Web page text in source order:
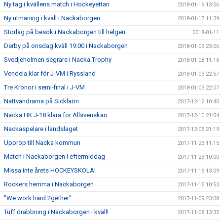
Ny tag i kvällens match i Hockeyettan 2018-01-19 13:56
Ny utmaning i kväll i Nackaborgen 2018-01-17 11:39
Storlag på besök i Nackaborgen till helgen 2018-01-11
Derby på onsdag kväll 19:00 i Nackaborgen 2018-01-09 23:06
Svedjeholmen segrare i Nacka Trophy 2018-01-08 11:16
Vendela klar för J-VM i Ryssland 2018-01-03 22:57
Tre Kronor i semi-final i J-VM 2018-01-03 22:07
Nattvandrarna på Sicklaön 2017-12-12 10:40
Nacka HK J-18 klara för Allsvenskan 2017-12-10 21:04
Nackaspelare i landslaget 2017-12-05 21:19
Upprop till Nacka kommun 2017-11-23 11:15
Match i Nackaborgen i eftermiddag 2017-11-23 10:00
Missa inte årets HOCKEYSKOLA! 2017-11-15 13:09
Rockers hemma i Nackaborgen 2017-11-15 10:53
"We work hard 2gether" 2017-11-09 23:08
Tuff drabbning i Nackaborgen i kväll! 2017-11-08 13:35